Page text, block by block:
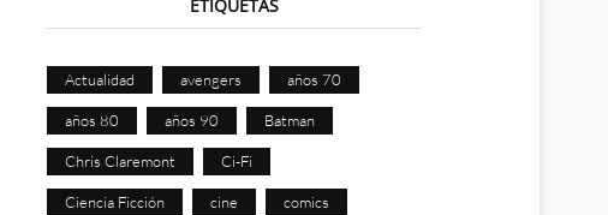
ETIQUETAS
Actualidad avengers años 70
años 80 años 90 Batman
Chris Claremont Ci-Fi
Ciencia Ficción cine comics